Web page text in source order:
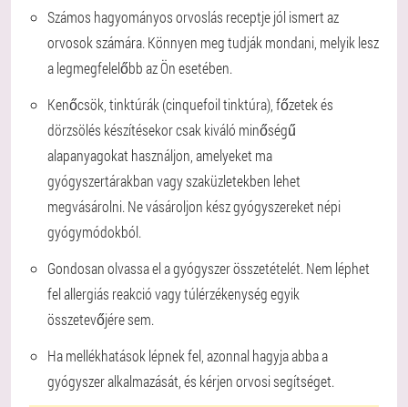
Számos hagyományos orvoslás receptje jól ismert az
orvosok számára. Könnyen meg tudják mondani, melyik lesz
a legmegfelelőbb az Ön esetében.
Kenőcsök, tinktúrák (cinquefoil tinktúra), főzetek és
dörzsölés készítésekor csak kiváló minőségű
alapanyagokat használjon, amelyeket ma
gyógyszertárakban vagy szaküzletekben lehet
megvásárolni. Ne vásároljon kész gyógyszereket népi
gyógymódokból.
Gondosan olvassa el a gyógyszer összetételét. Nem léphet
fel allergiás reakció vagy túlérzékenység egyik
összetevőjére sem.
Ha mellékhatások lépnek fel, azonnal hagyja abba a
gyógyszer alkalmazását, és kérjen orvosi segítséget.